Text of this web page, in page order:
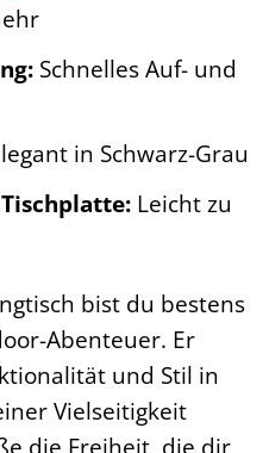
Schnelles Auf- und
in Schwarz-Grau
Leicht zu
bist du bestens
Abenteuer. Er
und Stil in
Vielseitigkeit